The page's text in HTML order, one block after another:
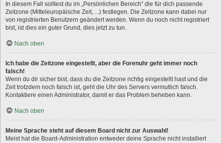
In diesem Fall solltest du im „Persönlichen Bereich“ die für dich passende
Zeitzone (Mitteleuropäische Zeit, ...) festlegen. Die Zeitzone kann dabei nur
von registrierten Benutzern geändert werden. Wenn du noch nicht registriert
bist, ist dies ein guter Grund, dies jetzt zu tun.
Nach oben
Ich habe die Zeitzone eingestellt, aber die Forenuhr geht immer noch
falsch!
Wenn du dir sicher bist, dass du die Zeitzone richtig eingestellt hast und die
Zeit trotzdem noch falsch ist, geht die Uhr des Servers vermutlich falsch.
Kontaktiere einen Administrator, damit er das Problem beheben kann.
Nach oben
Meine Sprache steht auf diesem Board nicht zur Auswahl!
Meist hat die Board-Administration entweder deine Sprache nicht installiert